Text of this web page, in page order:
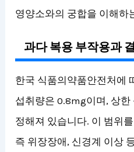
영양소와의 궁합을 이해하
과다 복용 부작용과
한국 식품의약품안전처에
섭취량은 0.8mg이며, 상한
정해져 있습니다. 이 범위
즉 위장장애, 신경계 이상